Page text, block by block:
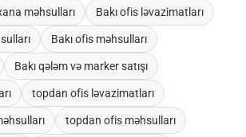
məhsulları Bakı ofis ləvazimatları
Bakı ofis məhsulları
Bakı qələm və marker satışı
topdan ofis ləvazimatları
topdan ofis məhsulları